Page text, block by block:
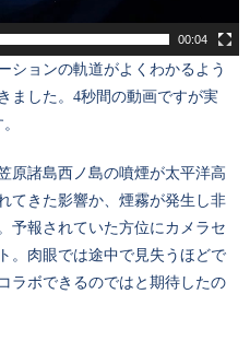
00:04
ションの軌道がよくわかるよう
ました。4秒間の動画ですが実
原諸島西ノ島の噴煙が太平洋高
てきた影響か、煙霧が発生し非
予報されていた方位にカメラセ
。肉眼では途中で見失うほどで
ラボできるのではと期待したの